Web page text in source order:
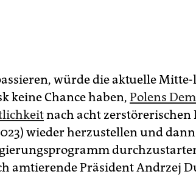
würde die aktuelle
keine Chance haben, Polens
nach acht
wieder herzustellen und
amtierende Präsident Andrzej